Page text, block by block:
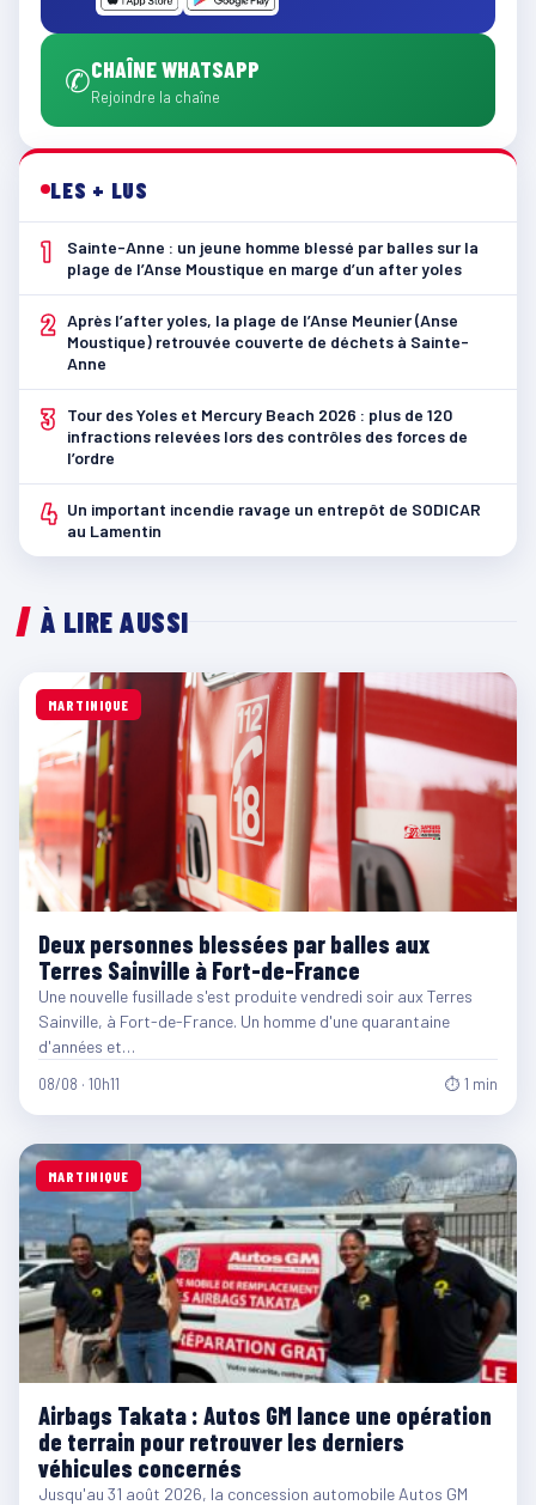
✆CHAÎNE WHATSAPP
Rejoindre la chaîne
LES + LUS
1
Sainte-Anne : un jeune homme blessé par balles sur la
plage de l’Anse Moustique en marge d’un after yoles
2 Après l’after yoles, la plage de l’Anse Meunier (Anse
Moustique) retrouvée couverte de déchets à Sainte-
Anne
3
Tour des Yoles et Mercury Beach 2026 : plus de 120
infractions relevées lors des contrôles des forces de
l’ordre
4 Un important incendie ravage un entrepôt de SODICAR
au Lamentin
À LIRE AUSSI
MARTINIQUE
Deux personnes blessées par balles aux
Terres Sainville à Fort-de-France
Une nouvelle fusillade s'est produite vendredi soir aux Terres
Sainville, à Fort-de-France. Un homme d'une quarantaine
d'années et…
08/08 · 10h11 ⏱ 1 min
MARTINIQUE
Airbags Takata : Autos GM lance une opération
de terrain pour retrouver les derniers
véhicules concernés
Jusqu'au 31 août 2026, la concession automobile Autos GM